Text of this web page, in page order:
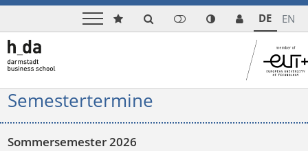
DE EN
Semestertermine
Sommersemester 2026